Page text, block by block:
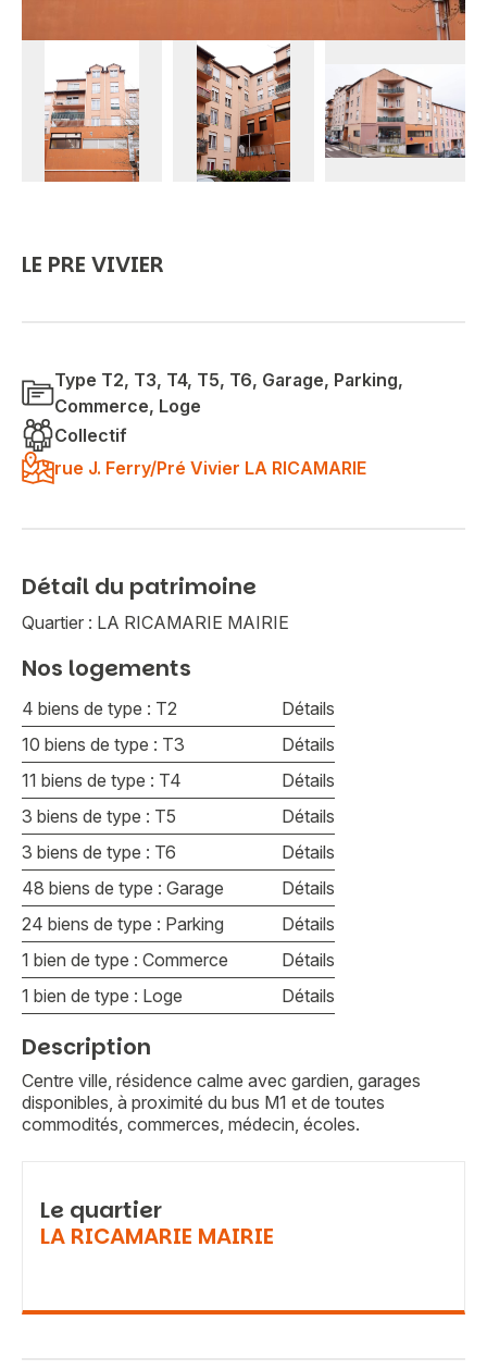
LE PRE VIVIER
Type T2, T3, T4, T5, T6, Garage, Parking,
Commerce, Loge
Collectif
rue J. Ferry/Pré Vivier LA RICAMARIE
Détail du patrimoine
Quartier : LA RICAMARIE MAIRIE
Nos logements
4 biens de type : T2
Détails
10 biens de type : T3
Détails
11 biens de type : T4
Détails
3 biens de type : T5
Détails
3 biens de type : T6
Détails
48 biens de type : Garage
Détails
24 biens de type : Parking
Détails
1 bien de type : Commerce
Détails
1 bien de type : Loge
Détails
Description
Centre ville, résidence calme avec gardien, garages
disponibles, à proximité du bus M1 et de toutes
commodités, commerces, médecin, écoles.
Le quartier
LA RICAMARIE MAIRIE